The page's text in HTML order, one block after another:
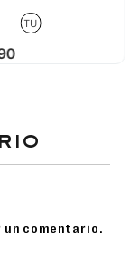
TU
comentario.